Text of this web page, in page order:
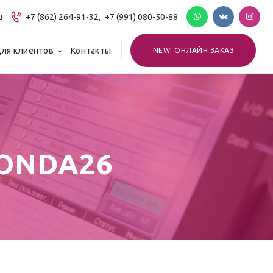
+7 (862) 264-91-32, +7 (991) 080-50-88
клиентов Контакты NEW! ОНЛАЙН ЗАКАЗ